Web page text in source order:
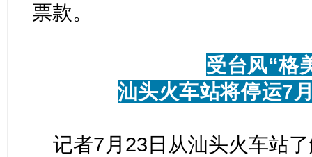
票款。
受台风“格
汕头火车站将停运7
记者7月23日从汕头火车站